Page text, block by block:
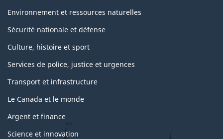
s
Environnement et ressources naturelles
Sécurité nationale et défense
Culture, histoire et sport
Services de police, justice et urgences
Transport et infrastructure
Le Canada et le monde
Argent et finance
Science et innovation